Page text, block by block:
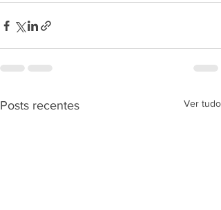
Posts recentes Ver tudo